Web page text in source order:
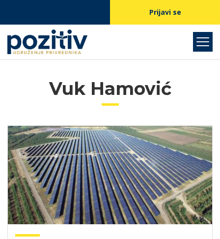
Prijavi se
Vuk Hamović